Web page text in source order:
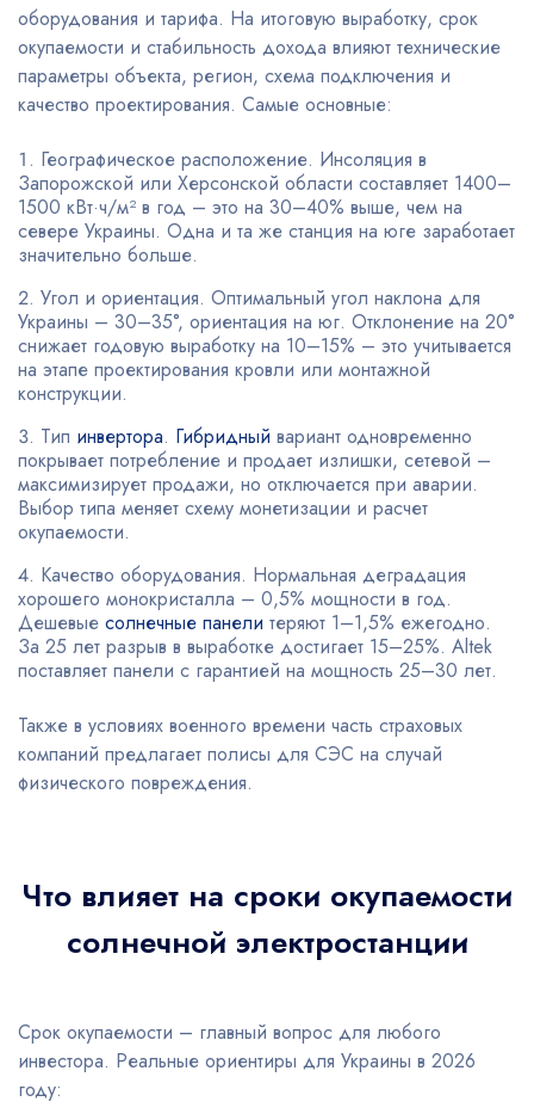
оборудования и тарифа. На итоговую выработку, срок
окупаемости и стабильность дохода влияют технические
параметры объекта, регион, схема подключения и
качество проектирования. Самые основные:
Географическое расположение. Инсоляция в
Запорожской или Херсонской области составляет 1400–
1500 кВт·ч/м² в год – это на 30–40% выше, чем на
севере Украины. Одна и та же станция на юге заработает
значительно больше.
Угол и ориентация. Оптимальный угол наклона для
Украины – 30–35°, ориентация на юг. Отклонение на 20°
снижает годовую выработку на 10–15% – это учитывается
на этапе проектирования кровли или монтажной
конструкции.
Тип инвертора. Гибридный вариант одновременно
покрывает потребление и продает излишки, сетевой –
максимизирует продажи, но отключается при аварии.
Выбор типа меняет схему монетизации и расчет
окупаемости.
Качество оборудования. Нормальная деградация
хорошего монокристалла – 0,5% мощности в год.
Дешевые солнечные панели теряют 1–1,5% ежегодно.
За 25 лет разрыв в выработке достигает 15–25%. Altek
поставляет панели с гарантией на мощность 25–30 лет.
Также в условиях военного времени часть страховых
компаний предлагает полисы для СЭС на случай
физического повреждения.
Что влияет на сроки окупаемости
солнечной электростанции
Срок окупаемости – главный вопрос для любого
инвестора. Реальные ориентиры для Украины в 2026
году: